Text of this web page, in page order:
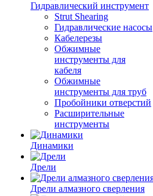
Гидравлический инструмент
Strut Shearing
Гидравлические насосы
Кабелерезы
Обжимные
инструменты для
кабеля
Обжимные
инструменты для труб
Пробойники отверстий
Расширительные
инструменты
Динамики
Дрели
Дрели алмазного сверления